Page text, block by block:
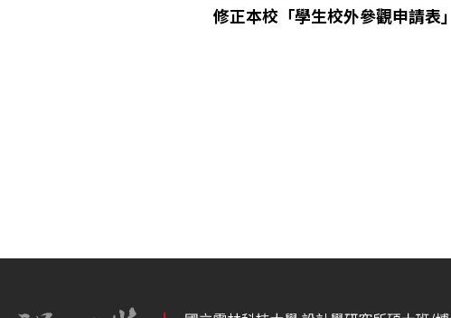
修正本校「學生校外參觀申請表」